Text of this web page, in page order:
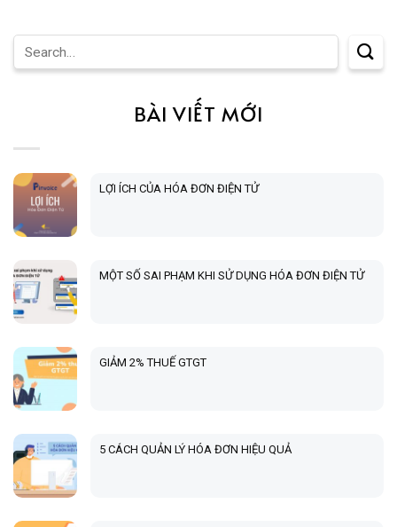
BÀI VIẾT MỚI
LỢI ÍCH CỦA HÓA ĐƠN ĐIỆN TỬ
MỘT SỐ SAI PHẠM KHI SỬ DỤNG HÓA ĐƠN ĐIỆN TỬ
GIẢM 2% THUẾ GTGT
5 CÁCH QUẢN LÝ HÓA ĐƠN HIỆU QUẢ